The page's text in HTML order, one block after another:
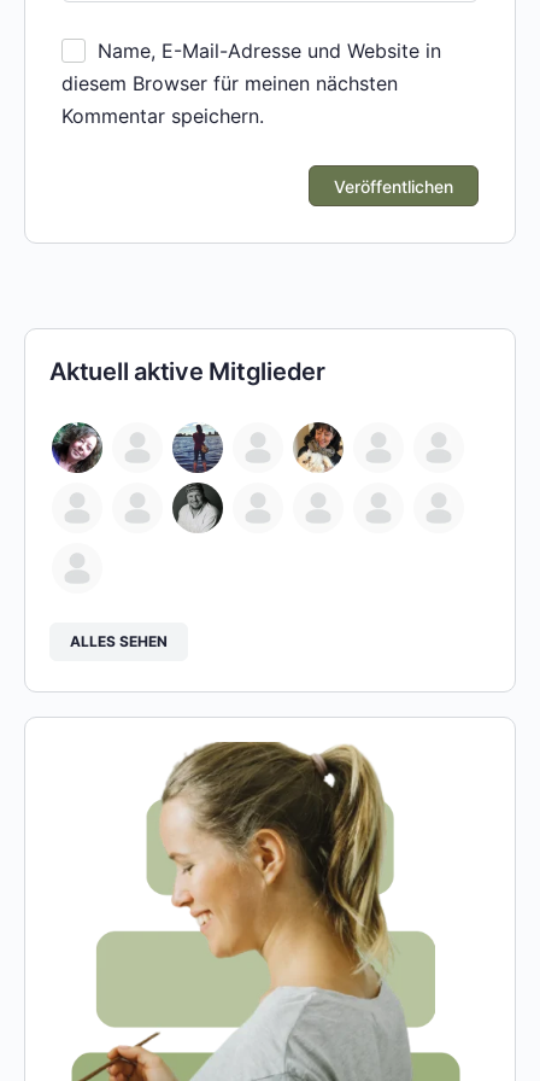
Name, E-Mail-Adresse und Website in
diesem Browser für meinen nächsten
Kommentar speichern.
Aktuell aktive Mitglieder
ALLES SEHEN